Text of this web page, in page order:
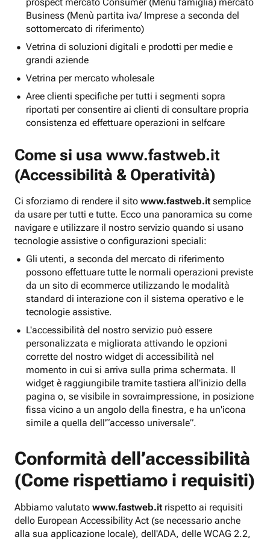
Business (Menù partita iva/ Imprese a seconda del
sottomercato di riferimento)
Vetrina di soluzioni digitali e prodotti per medie e
grandi aziende
Vetrina per mercato wholesale
Aree clienti specifiche per tutti i segmenti sopra
riportati per consentire ai clienti di consultare propria
consistenza ed effettuare operazioni in selfcare
Come si usa www.fastweb.it
(Accessibilità & Operatività)
Ci sforziamo di rendere il sito www.fastweb.it semplice
da usare per tutti e tutte. Ecco una panoramica su come
navigare e utilizzare il nostro servizio quando si usano
tecnologie assistive o configurazioni speciali:
Gli utenti, a seconda del mercato di riferimento
possono effettuare tutte le normali operazioni previste
da un sito di ecommerce utilizzando le modalità
standard di interazione con il sistema operativo e le
tecnologie assistive.
L'accessibilità del nostro servizio può essere
personalizzata e migliorata attivando le opzioni
corrette del nostro widget di accessibilità nel
momento in cui si arriva sulla prima schermata. Il
widget è raggiungibile tramite tastiera all'inizio della
pagina o, se visibile in sovraimpressione, in posizione
fissa vicino a un angolo della finestra, e ha un'icona
simile a quella dell'“accesso universale”.
Conformità dell’accessibilità
(Come rispettiamo i requisiti)
Abbiamo valutato www.fastweb.it rispetto ai requisiti
dello European Accessibility Act (se necessario anche
alla sua applicazione locale), dell'ADA, delle WCAG 2.2,